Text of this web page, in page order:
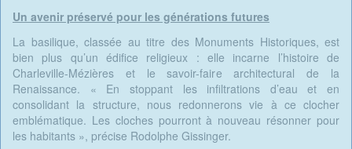
Un avenir préservé pour les générations futures
La basilique, classée au titre des Monuments Historiques, est
bien plus qu’un édifice religieux : elle incarne l’histoire de
Charleville-Mézières et le savoir-faire architectural de la
Renaissance. « En stoppant les infiltrations d’eau et en
consolidant la structure, nous redonnerons vie à ce clocher
emblématique. Les cloches pourront à nouveau résonner pour
les habitants », précise Rodolphe Gissinger.